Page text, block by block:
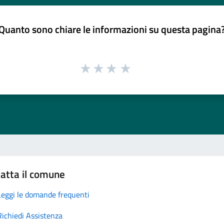
sono chiare le informazioni su questa
il comune
le domande frequenti
Assistenza